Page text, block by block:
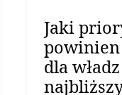
Jaki
dla